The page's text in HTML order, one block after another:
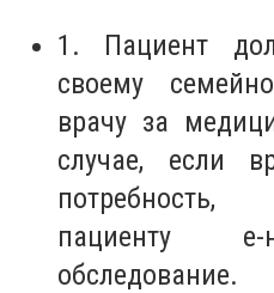
1. Пациент
своему
врачу за
случае, если
пациенту е-